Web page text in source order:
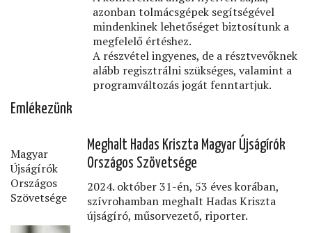
azonban tolmácsgépek segítségével
mindenkinek lehetőséget biztosítunk a
megfelelő értéshez.
A részvétel ingyenes, de a résztvevőknek
alább regisztrálni szükséges, valamint a
programváltozás jogát fenntartjuk.
Emlékezünk
Magyar
Újságírók
Országos
Szövetsége
Meghalt Hadas Kriszta Magyar Újságírók
Országos Szövetsége
2024. október 31-én, 53 éves korában,
szívrohamban meghalt Hadas Kriszta
újságíró, műsorvezető, riporter.